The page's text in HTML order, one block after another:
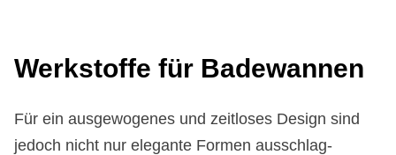
Werk­stof­fe für Ba­de­wan­nen
Für ein ausgewogenes und zeitloses Design sind
jedoch nicht nur elegante For­men ausschlag­